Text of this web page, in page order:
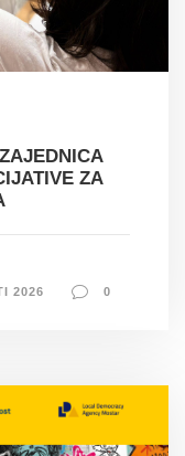
ZA
2026 0